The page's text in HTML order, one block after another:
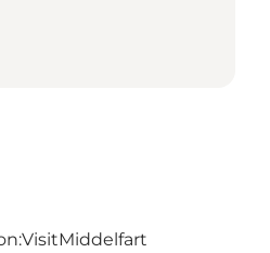
VisitMiddelfart